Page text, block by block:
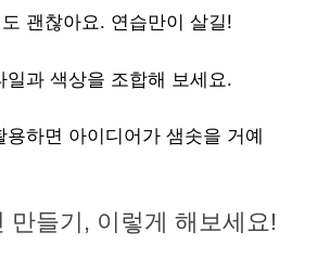
괜찮아요. 연습만이 살길!
일과 색상을 조합해 보세요.
용하면 아이디어가 샘솟을 거예
만들기, 이렇게 해보세요!